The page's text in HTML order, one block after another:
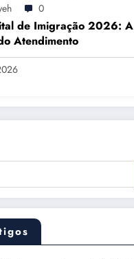
0
de Imigração 2026: A
Atendimento